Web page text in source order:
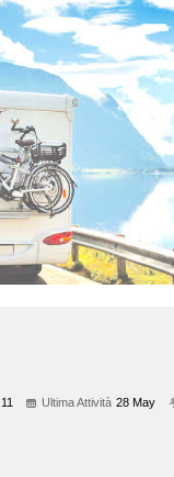
11 Ultima Attività 28 May